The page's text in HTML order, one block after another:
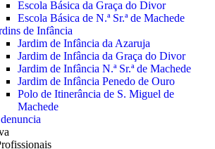
Escola Básica da Graça do Divor
Escola Básica de N.ª Sr.ª de Machede
de Infância
Jardim de Infância da Azaruja
Jardim de Infância da Graça do Divor
Jardim de Infância N.ª Sr.ª de Machede
Jardim de Infância Penedo de Ouro
Polo de Itinerância de S. Miguel de
Machede